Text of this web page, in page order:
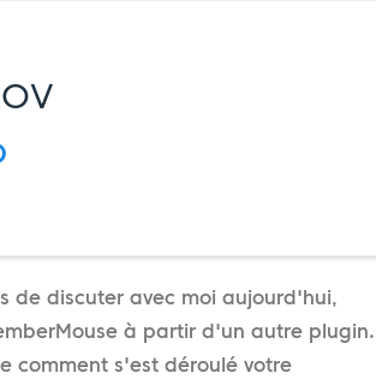
de discuter avec moi aujourd'hui,
à partir d'un autre plugin.
comment s'est déroulé votre